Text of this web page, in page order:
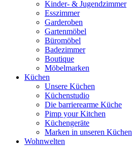
Kinder- & Jugendzimmer
Esszimmer
Garderoben
Gartenmöbel
Büromöbel
Badezimmer
Boutique
Möbelmarken
Küchen
Unsere Küchen
Küchenstudio
Die barrierearme Küche
Pimp your Kitchen
Küchengeräte
Marken in unseren Küchen
Wohnwelten